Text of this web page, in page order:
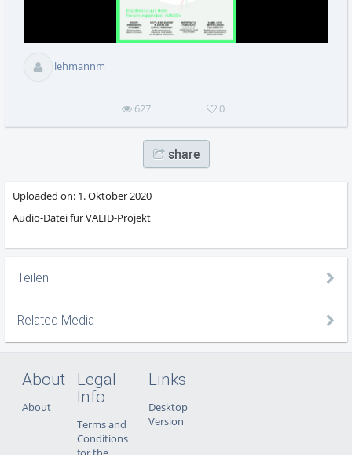
lehmannm
627 0
share
Uploaded on: 1. Oktober 2020
Audio-Datei für VALID-Projekt
Teilen
Related Media
About
About
Legal
Info
Terms and
Conditions
Links
Desktop
Version